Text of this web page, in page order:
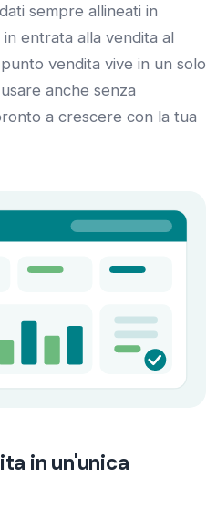
sempre allineati in
entrata alla vendita al
vendita vive in un solo
anche senza
a crescere con la tua
in un'unica